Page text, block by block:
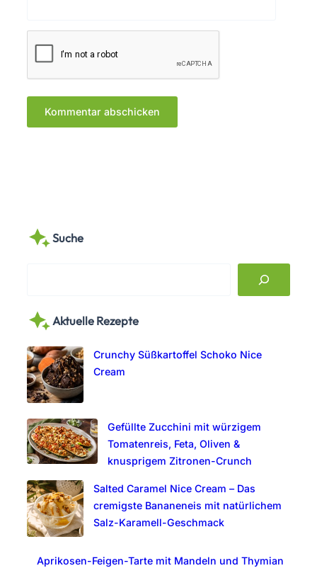
Suche
r
h
Aktuelle Rezepte
Crunchy Süßkartoffel Schoko Nice
Cream
Gefüllte Zucchini mit würzigem
Tomatenreis, Feta, Oliven &
knusprigem Zitronen-Crunch
Salted Caramel Nice Cream – Das
cremigste Bananeneis mit natürlichem
Salz-Karamell-Geschmack
Aprikosen-Feigen-Tarte mit Mandeln und Thymian